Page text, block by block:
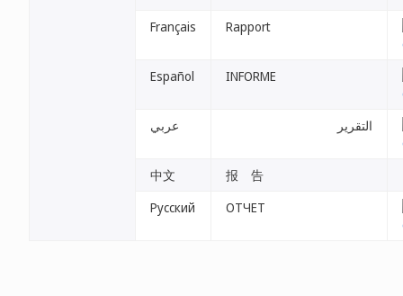
Français Rapport
Español INFORME
عربي التقرير
中文
报 告
Русский
ОТЧЕТ